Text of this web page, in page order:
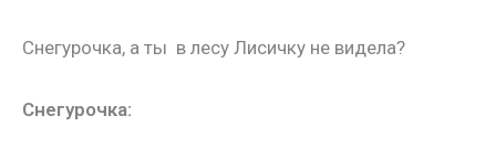
Снегурочка, а ты в лесу Лисичку не видела?
Снегурочка: